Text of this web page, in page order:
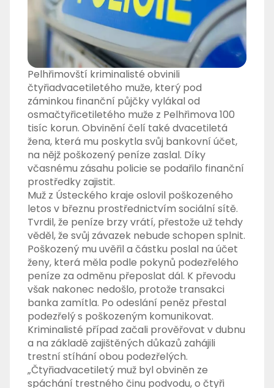
Pelhřimovští kriminalisté obvinili
čtyřiadvacetiletého muže, který pod
záminkou finanční půjčky vylákal od
osmačtyřicetiletého muže z Pelhřimova 100
tisíc korun. Obvinění čelí také dvacetiletá
žena, která mu poskytla svůj bankovní účet,
na nějž poškozený peníze zaslal. Díky
včasnému zásahu policie se podařilo finanční
prostředky zajistit.
Muž z Ústeckého kraje oslovil poškozeného
letos v březnu prostřednictvím sociální sítě.
Tvrdil, že peníze brzy vrátí, přestože už tehdy
věděl, že svůj závazek nebude schopen splnit.
Poškozený mu uvěřil a částku poslal na účet
ženy, která měla podle pokynů podezřelého
peníze za odměnu přeposlat dál. K převodu
však nakonec nedošlo, protože transakci
banka zamítla. Po odeslání peněz přestal
podezřelý s poškozeným komunikovat.
Kriminalisté případ začali prověřovat v dubnu
a na základě zajištěných důkazů zahájili
trestní stíhání obou podezřelých.
„Čtyřiadvacetiletý muž byl obviněn ze
spáchání trestného činu podvodu, o čtyři